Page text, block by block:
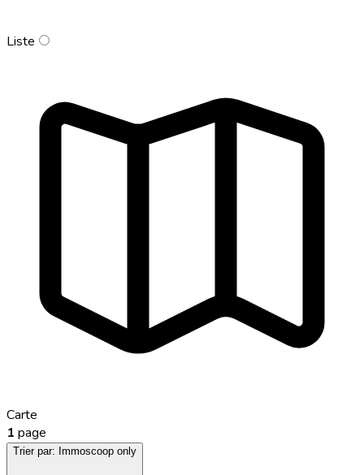
Liste
Carte
1 page
Trier par: Immoscoop only